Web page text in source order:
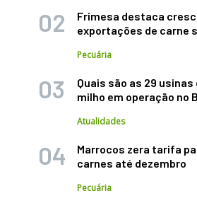
Frimesa destaca
exportações de carne
Pecuária
Quais são as 29 usinas
milho em operação no
Atualidades
Marrocos zera tarifa
carnes até dezembro
Pecuária